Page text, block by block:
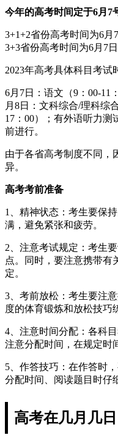
今年的高考时间定于6月7
3+1+2省份高考时间为6
3+3省份高考时间为6月7
2023年高考具体科目考试
6月7日：语文（9：00-11
月8日：文科综合/理科综
17：00）；有外语听力
前进行。
由于各省高考制度不同，
异。
高考考前准备
1、精神状态：考生要保
满，避免紧张和疲劳。
2、注意考试规定：考生
点。同时，要注意携带有
定。
3、考前放松：考生要注
度的体育锻炼和放松技巧
4、注意时间分配：各科
注意分配时间，在规定时
5、作答技巧：在作答时
分配时间、阅读题目时仔
高考在几月几日